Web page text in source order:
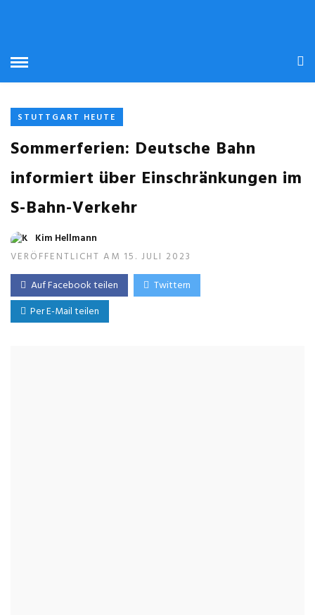
STUTTGART HEUTE
Sommerferien: Deutsche Bahn
informiert über Einschränkungen im
S-Bahn-Verkehr
Kim Hellmann
VERÖFFENTLICHT AM 15. JULI 2023
Auf Facebook teilen
Twittern
Per E-Mail teilen